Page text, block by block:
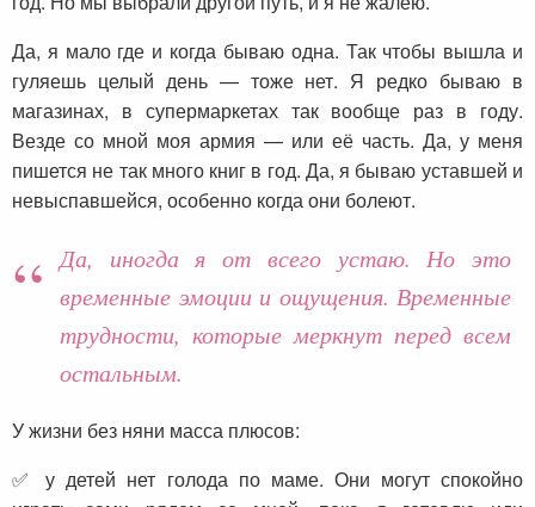
Да, я мало где и когда бываю одна. Так чтобы вышла и
гуляешь целый день — тоже нет. Я редко бываю в
магазинах, в супермаркетах так вообще раз в году.
Везде со мной моя армия — или её часть. Да, у меня
пишется не так много книг в год. Да, я бываю уставшей и
невыспавшейся, особенно когда они болеют.
Да, иногда я от всего устаю. Но это
временные эмоции и ощущения. Временные
трудности, которые меркнут перед всем
остальным.
У жизни без няни масса плюсов:
✅ у детей нет голода по маме. Они могут спокойно